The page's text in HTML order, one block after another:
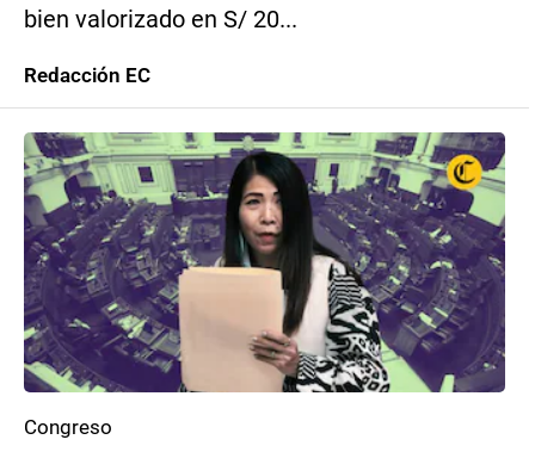
bien valorizado en S/ 20...
Redacción EC
Congreso